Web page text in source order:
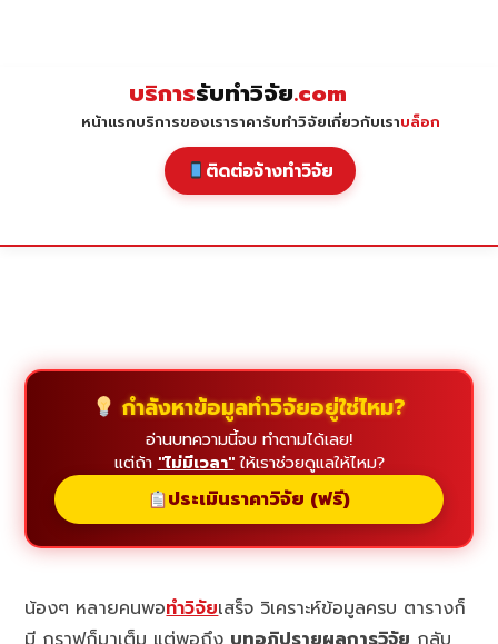
บริการรับทำวิจัย.com
หน้าแรกบริการของเราราคารับทำวิจัยเกี่ยวกับเราบล็อก
ติดต่อจ้างทำวิจัย
กำลังหาข้อมูลทำวิจัยอยู่ใช่ไหม?
อ่านบทความนี้จบ ทำตามได้เลย!
แต่ถ้า "ไม่มีเวลา"ให้เราช่วยดูแลให้ไหม?
ประเมินราคาวิจัย (ฟรี)
น้องๆ หลายคนพอทำวิจัยเสร็จ วิเคราะห์ข้อมูลครบ ตารางก็